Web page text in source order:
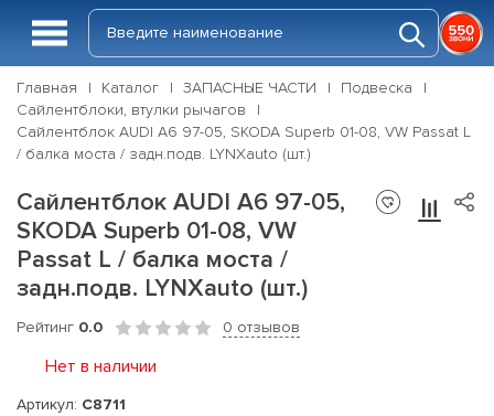
Главная Каталог ЗАПАСНЫЕ ЧАСТИ
Подвеска
Сайлентблоки, втулки рычагов
Сайлентблок AUDI A6 97-05, SKODA Superb 01-08, VW Passat L
/ балка моста / задн.подв. LYNXauto (шт.)
Сайлентблок AUDI A6 97-05,
SKODA Superb 01-08, VW
Passat L / балка моста /
задн.подв. LYNXauto (шт.)
Рейтинг 0.0 0 отзывов
Нет в наличии
Артикул: C8711